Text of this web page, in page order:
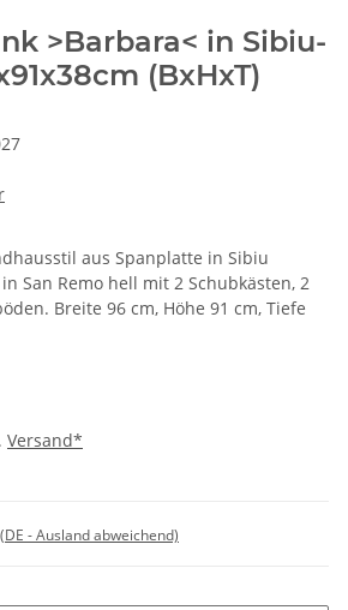
>Barbara< in Sibiu-
(BxHxT)
aus Spanplatte in Sibiu
San Remo hell mit 2 Schubkästen, 2
Breite 96 cm, Höhe 91 cm, Tiefe
Versand*
(DE - Ausland abweichend)